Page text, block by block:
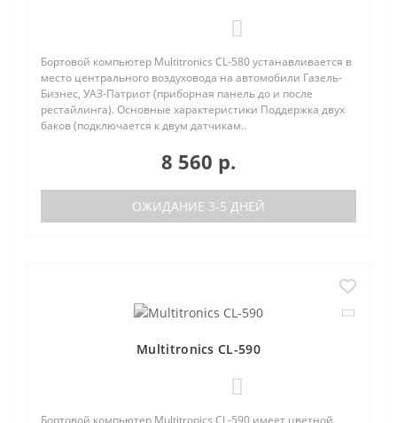
Бортовой компьютер Multitronics CL-580 устанавливается в
место центрального воздуховода на автомобили Газель-
Бизнес, УАЗ-Патриот (приборная панель до и после
рестайлинга). Основные характеристики Поддержка двух
баков (подключается к двум датчикам..
8 560 р.
ОЖИДАНИЕ 3-5 ДНЕЙ
Multitronics CL-590